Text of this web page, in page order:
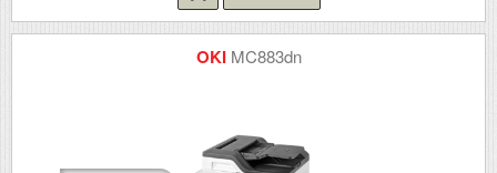
OKI MC883dn